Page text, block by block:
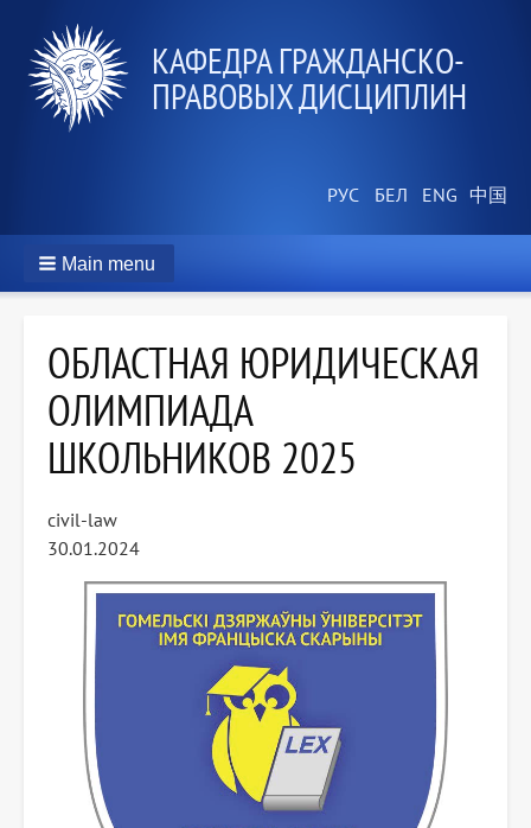
КАФЕДРА ГРАЖДАНСКО-
ПРАВОВЫХ ДИСЦИПЛИН
Main menu
ОБЛАСТНАЯ ЮРИДИЧЕСКАЯ
ОЛИМПИАДА
ШКОЛЬНИКОВ 2025
civil-law
30.01.2024